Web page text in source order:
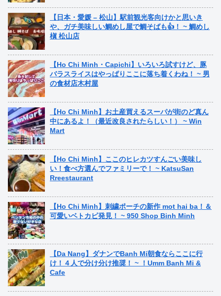
【日本・愛媛 – 松山】駅前観光客向けかと思いき
や、ガチ美味しい鯛めし屋で鯛そばも👍！ ~ 鯛めし
槇 松山店
【Ho Chi Minh・Capichi】いろいろ試すけど、豚
バラスライスはやっぱりここに落ち着くわね！ ~ 男
の食材店木村屋
【Ho Chi Minh】お土産買えるスーパが街のど真ん
中にあるよ！（最近改良されたらしい！） ~ Win
Mart
【Ho Chi Minh】ここのヒレカツすんごい美味し
い！食べ方選んでファミリーで！ ~ KatsuSan
Rreestaurant
【Ho Chi Minh】刺繍ポーチの新作 mot hai ba！＆
可愛いベトカピ発見！ ~ 950 Shop Binh Minh
【Da Nang】ダナンでBanh Mi朝食ならここに行
け！４人で分け分け推奨！ ~ ！Umm Banh Mi &
Cafe